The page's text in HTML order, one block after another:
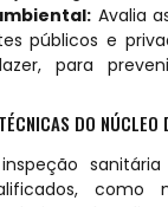
Avalia
públicos e
para
DO NÚCLEO
como